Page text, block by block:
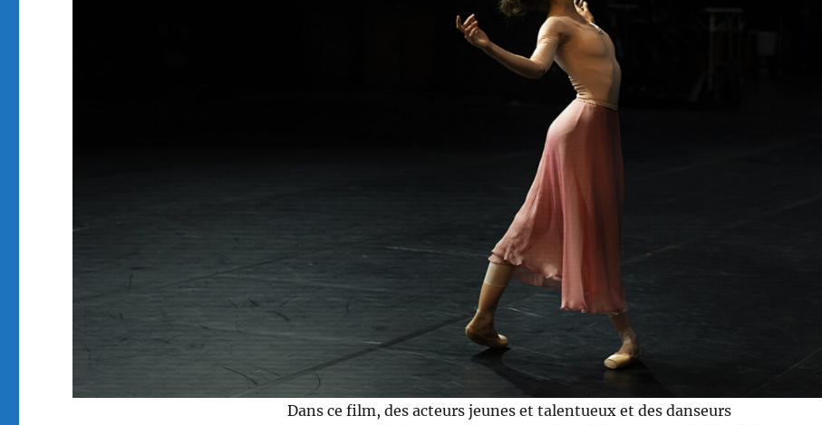
Dans ce film, des acteurs jeunes et talentueux et des danseurs